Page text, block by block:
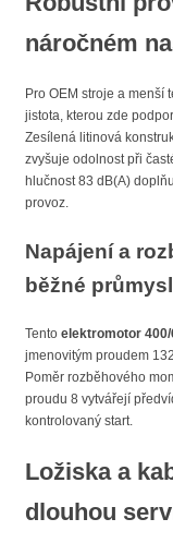
náročném
Pro OEM stroje a
jistota, kterou zde
Zesílená litinová
zvyšuje odolnost při
hlučnost 83 dB(A)
provoz.
Napájení a
běžné
Tento elektromotor 400/
jmenovitým proudem
Poměr rozběhového
proudu 8 vytvářejí
kontrolovaný start.
Ložiska a
dlouhou